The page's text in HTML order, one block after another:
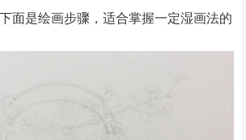
面是绘画步骤，适合掌握一定湿画法的